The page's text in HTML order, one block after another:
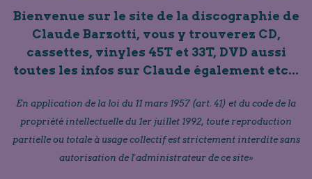
Bienvenue sur le site de la discographie de
Claude Barzotti, vous y trouverez CD,
cassettes, vinyles 45T et 33T, DVD aussi
toutes les infos sur Claude également etc...
En application de la loi du 11 mars 1957 (art. 41) et du code de la
propriété intellectuelle du 1er juillet 1992, toute reproduction
partielle ou totale à usage collectif est strictement interdite sans
autorisation de l'administrateur de ce site»